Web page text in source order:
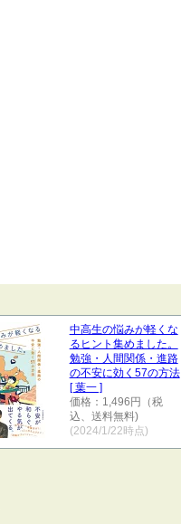
中高生の悩みが軽くな
るヒント集めました。
勉強・人間関係・進路
の不安に効く57の方法
[ 葉一 ]
価格：1,496円（税
込、送料無料)
(2024/1/22時点)